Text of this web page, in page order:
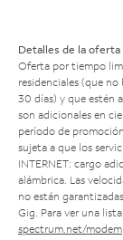
Detalles de la oferta
Oferta por tiempo
residenciales (que
30 días) y que estén
son adicionales en
período de
sujeta a que los
INTERNET: cargo
alámbrica. Las
no están
Gig. Para ver una
spectrum.net/modem